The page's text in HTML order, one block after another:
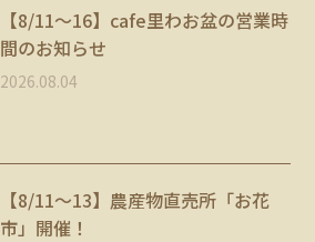
【8/11〜16】cafe里わお盆の営業時
間のお知らせ
2026.08.04
【8/11～13】農産物直売所「お花
市」開催！